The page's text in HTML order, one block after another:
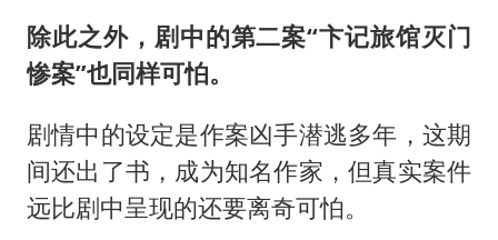
除此之外，剧中的第二案“卞记旅馆灭门
惨案”也同样可怕。
剧情中的设定是作案凶手潜逃多年，这期
间还出了书，成为知名作家，但真实案件
远比剧中呈现的还要离奇可怕。